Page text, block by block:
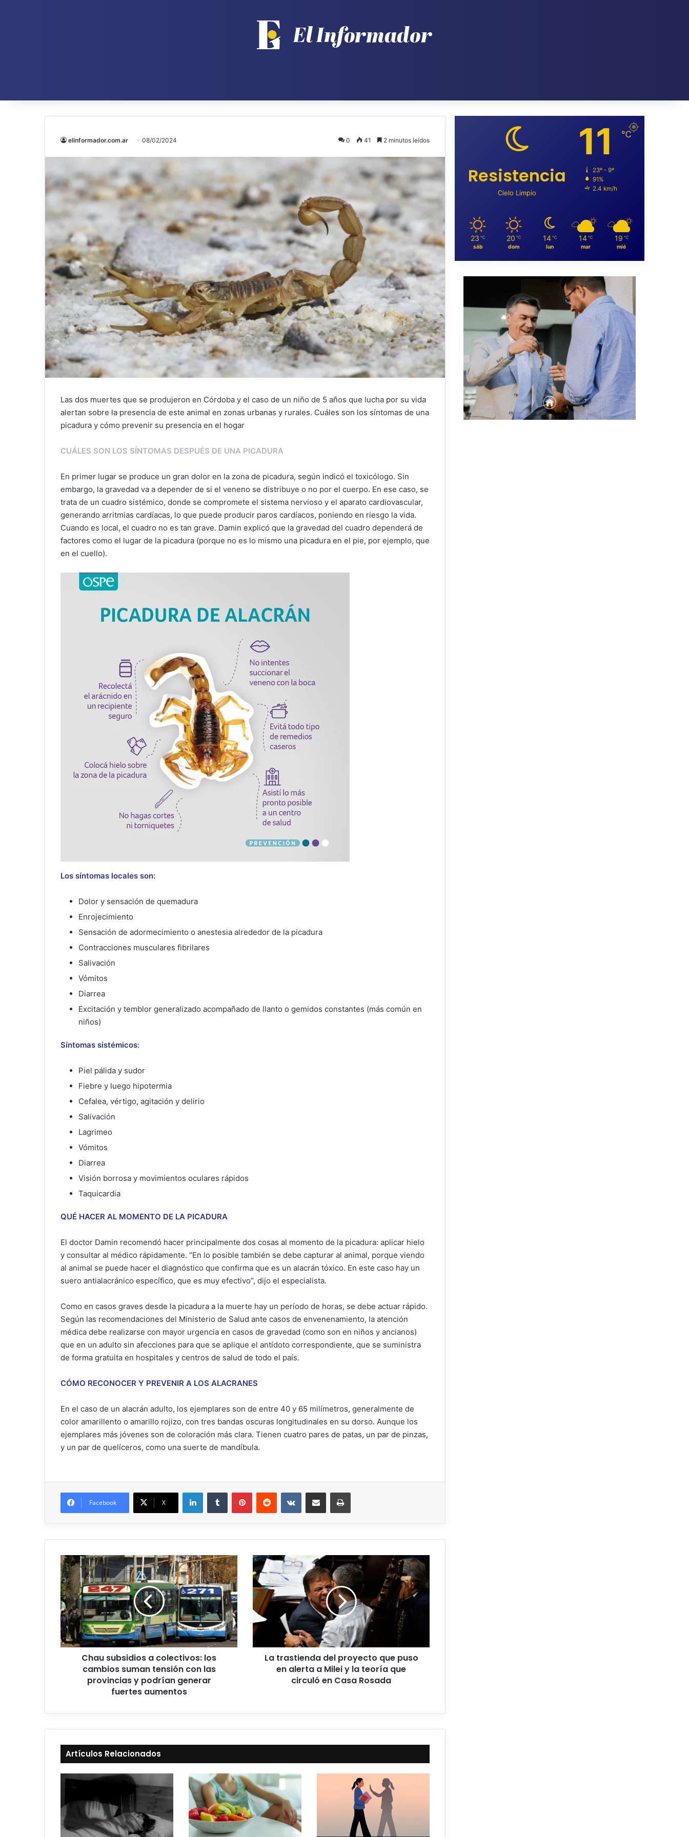
elinformador.com.ar 08/02/2024 0 41 2 minutos leídos
Las dos muertes que se produjeron en Córdoba y el caso de un niño de 5 años que lucha por su vida
alertan sobre la presencia de este animal en zonas urbanas y rurales. Cuáles son los síntomas de una
picadura y cómo prevenir su presencia en el hogar
CUÁLES SON LOS SÍNTOMAS DESPUÉS DE UNA PICADURA
En primer lugar se produce un gran dolor en la zona de picadura, según indicó el toxicólogo. Sin
embargo, la gravedad va a depender de si el veneno se distribuye o no por el cuerpo. En ese caso, se
trata de un cuadro sistémico, donde se compromete el sistema nervioso y el aparato cardiovascular,
generando arritmias cardíacas, lo que puede producir paros cardíacos, poniendo en riesgo la vida.
Cuando es local, el cuadro no es tan grave. Damin explicó que la gravedad del cuadro dependerá de
factores como el lugar de la picadura (porque no es lo mismo una picadura en el pie, por ejemplo, que
en el cuello).
Los síntomas locales son:
Dolor y sensación de quemadura
Enrojecimiento
Sensación de adormecimiento o anestesia alrededor de la picadura
Contracciones musculares fibrilares
Salivación
Vómitos
Diarrea
Excitación y temblor generalizado acompañado de llanto o gemidos constantes (más común en
niños)
Síntomas sistémicos:
Piel pálida y sudor
Fiebre y luego hipotermia
Cefalea, vértigo, agitación y delirio
Salivación
Lagrimeo
Vómitos
Diarrea
Visión borrosa y movimientos oculares rápidos
Taquicardia
QUÉ HACER AL MOMENTO DE LA PICADURA
El doctor Damin recomendó hacer principalmente dos cosas al momento de la picadura: aplicar hielo
y consultar al médico rápidamente. “En lo posible también se debe capturar al animal, porque viendo
al animal se puede hacer el diagnóstico que confirma que es un alacrán tóxico. En este caso hay un
suero antialacránico específico, que es muy efectivo”, dijo el especialista.
Como en casos graves desde la picadura a la muerte hay un período de horas, se debe actuar rápido.
Según las recomendaciones del Ministerio de Salud ante casos de envenenamiento, la atención
médica debe realizarse con mayor urgencia en casos de gravedad (como son en niños y ancianos)
que en un adulto sin afecciones para que se aplique el antídoto correspondiente, que se suministra
de forma gratuita en hospitales y centros de salud de todo el país.
CÓMO RECONOCER Y PREVENIR A LOS ALACRANES
En el caso de un alacrán adulto, los ejemplares son de entre 40 y 65 milímetros, generalmente de
color amarillento o amarillo rojizo, con tres bandas oscuras longitudinales en su dorso. Aunque los
ejemplares más jóvenes son de coloración más clara. Tienen cuatro pares de patas, un par de pinzas,
y un par de quelíceros, como una suerte de mandíbula.
Facebook X
Chau subsidios a colectivos: los
cambios suman tensión con las
provincias y podrían generar
fuertes aumentos
La trastienda del proyecto que puso
en alerta a Milei y la teoría que
circuló en Casa Rosada
Artículos Relacionados
Resistencia
Cielo Limpio
11 ℃
23º - 9º
91%
2.4 km/h
23 ℃
sáb
20 ℃
dom
14 ℃
lun
14 ℃
mar
19 ℃
mié